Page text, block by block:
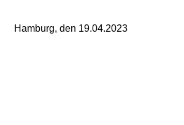
Hamburg, den 19.04.2023